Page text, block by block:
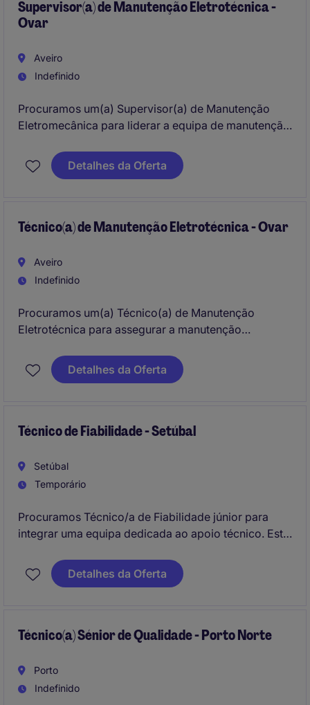
Supervisor(a) de Manutenção Eletrotécnica -
Ovar
Aveiro
Indefinido
Procuramos um(a) Supervisor(a) de Manutenção
Eletromecânica para liderar a equipa de manutenção
manutenção preventiva e corretiva eficaz. Esta
função terá um papel determinante na organização
Detalhes da Oferta
Técnico(a) de Manutenção Eletrotécnica - Ovar
Aveiro
Indefinido
Procuramos um(a) Técnico(a) de Manutenção
Eletrotécnica para assegurar a manutenção
de uma unidade produtiva. Esta função combina
competências elétricas e mecânicas, contribuindo
Detalhes da Oferta
Técnico de Fiabilidade - Setúbal
Setúbal
Temporário
Procuramos Técnico/a de Fiabilidade júnior para
integrar uma equipa dedicada ao apoio técnico. Este
acompanhamento dos processos de fiabilidade,
contribuindo para a realização de análises técnicas e
Detalhes da Oferta
Técnico(a) Sénior de Qualidade - Porto Norte
Porto
Indefinido